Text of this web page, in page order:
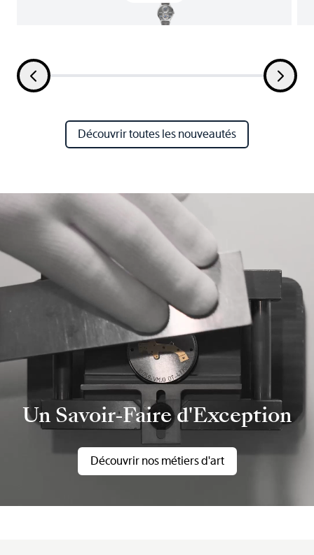
Découvrir toutes les nouveautés
Un Savoir-Faire d'Exception
Découvrir nos métiers d'art